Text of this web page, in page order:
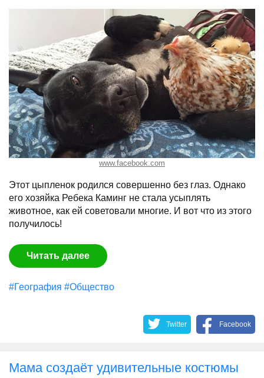
www.facebook.com
Этот цыпленок родился совершенно без глаз. Однако
его хозяйка Ребека Каминг не стала усыплять
животное, как ей советовали многие. И вот что из этого
получилось!
Читать далее
#География #Общество
Twitter Facebook
Мама создаёт удивительные костюмы